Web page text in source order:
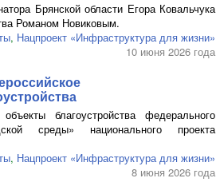
Брянской области Егора Ковальчука
Романом Новиковым.
, Нацпроект «Инфраструктура для жизни»
10 июня 2026 года
благоустройства федерального
среды» национального проекта
, Нацпроект «Инфраструктура для жизни»
8 июня 2026 года